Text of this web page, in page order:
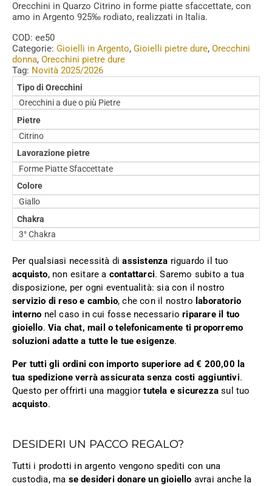
Orecchini in Quarzo Citrino in forme piatte sfaccettate, con
amo in Argento 925‰ rodiato, realizzati in Italia.
COD: ee50
Categorie: Gioielli in Argento, Gioielli pietre dure, Orecchini
donna, Orecchini pietre dure
Tag: Novità 2025/2026
Tipo di Orecchini
Orecchini a due o più Pietre
Pietre
Citrino
Lavorazione pietre
Forme Piatte Sfaccettate
Colore
Giallo
Chakra
3° Chakra
Per qualsiasi necessità diassistenza riguardo il tuo
acquisto, non esitare a contattarci. Saremo subito a tua
disposizione, per ogni eventualità: sia con il nostro
servizio di reso e cambio, che con il nostro laboratorio
interno nel caso in cui fosse necessarioriparare il tuo
gioiello.Via chat, mail o telefonicamente ti proporremo
soluzioni adatte a tutte le tue esigenze.
Per tutti gli ordini con importo superiore ad € 200,00 la
tua spedizione verrà assicurata senza costi aggiuntivi.
Questo per offrirti una maggiortutela e sicurezza sul tuo
acquisto.
DESIDERI UN PACCO REGALO?
Tutti i prodotti in argento vengono spediti con una
custodia, ma se desideri donare un gioiello avrai anche la